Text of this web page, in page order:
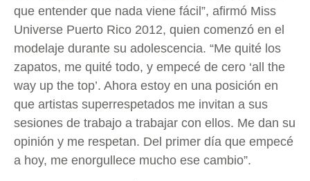
que entender que nada viene fácil”, afirmó Miss
Universe Puerto Rico 2012, quien comenzó en el
modelaje durante su adolescencia. “Me quité los
zapatos, me quité todo, y empecé de cero ‘all the
way up the top’. Ahora estoy en una posición en
que artistas superrespetados me invitan a sus
sesiones de trabajo a trabajar con ellos. Me dan su
opinión y me respetan. Del primer día que empecé
a hoy, me enorgullece mucho ese cambio”.